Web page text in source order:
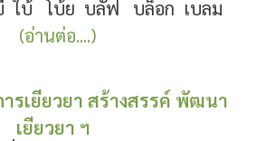
ใบ้ โบ้ย บลัฟ บล็อก เบลม
(อ่านต่อ....)
รเยียวยา สร้างสรรค์ พัฒนา
เยียวยา ฯ